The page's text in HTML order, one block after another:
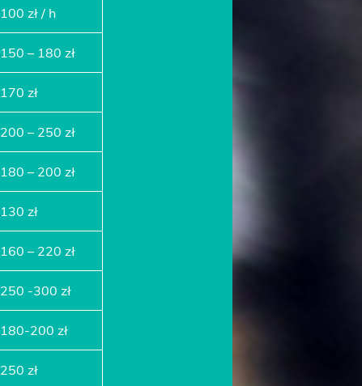
100 zł / h
150 – 180 zł
170 zł
200 – 250 zł
180 – 200 zł
130 zł
160 – 220 zł
250 -300 zł
180-200 zł
250 zł